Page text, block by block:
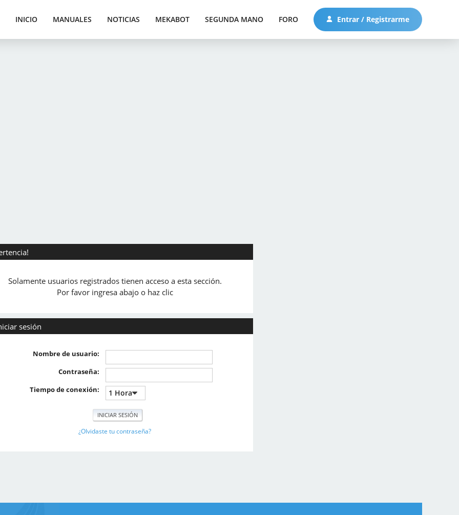
INICIO MANUALES NOTICIAS MEKABOT SEGUNDA MANO FORO Entrar / Registrarme
Solamente usuarios registrados tienen acceso a esta sección.
Por favor ingresa abajo o haz clic
sesión
Nombre de usuario:
Contraseña:
Tiempo de conexión:
¿Olvidaste tu contraseña?